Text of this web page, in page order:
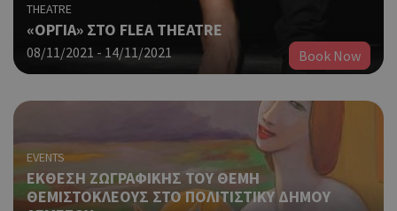
THEATRE
«ΟΡΓΙΑ» ΣΤΟ FLEA THEATRE
08/11/2021 - 14/11/2021 Book Now
EVENTS
ΕΚΘΕΣΗ ΖΩΓΡΑΦΙΚΗΣ ΤΟΥ ΘΕΜΗ
ΘΕΜΙΣΤΟΚΛΕΟΥΣ ΣΤΟ ΠΟΛΙΤΙΣΤΙΚΥ ΔΗΜΟΥ